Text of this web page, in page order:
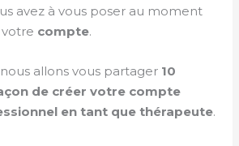
avez à vous poser au moment
compte.
nous allons vous partager 10
de créer votre compte
en tant que thérapeute.